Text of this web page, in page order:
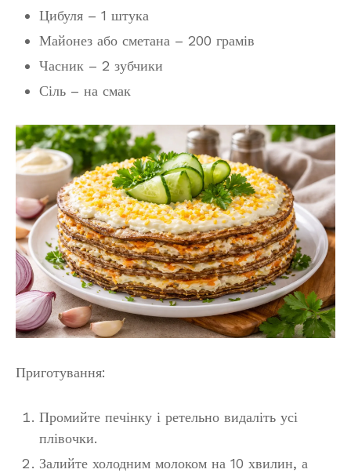
Цибуля – 1 штука
Майонез або сметана – 200 грамів
Часник – 2 зубчики
Сіль – на смак
Приготування:
Промийте печінку і ретельно видаліть усі
плівочки.
Залийте холодним молоком на 10 хвилин, а